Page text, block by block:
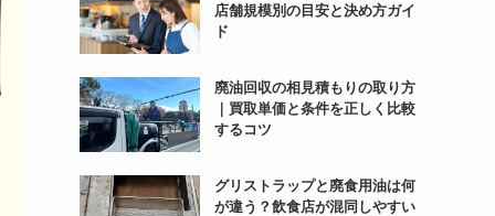
店舗規模別の目安と決め方ガイ
ド
廃油回収の相見積もりの取り方
｜買取単価と条件を正しく比較
するコツ
グリストラップと廃食用油は何
が違う？飲食店が混同しやすい